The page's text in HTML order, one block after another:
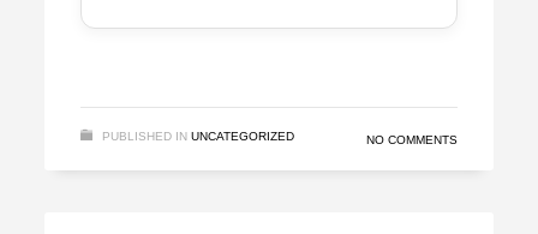
PUBLISHED IN UNCATEGORIZED NO COMMENTS